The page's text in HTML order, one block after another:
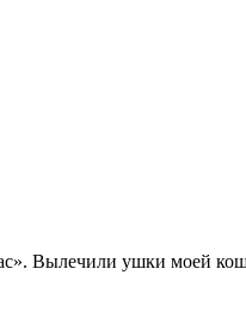
Вылечили ушки моей